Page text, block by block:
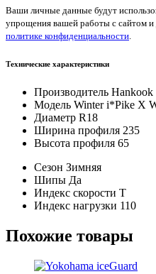
110
T
Ваши личные данные будут
упрощения вашей работы с сайтом
политике конфиденциальности
Технические характеристики
Производитель Hankook
Модель Winter i*Pike X
Диаметр R18
Ширина профиля 235
Высота профиля 65
Сезон Зимняя
Шипы Да
Индекс скорости T
Индекс нагрузки 110
Похожие товары